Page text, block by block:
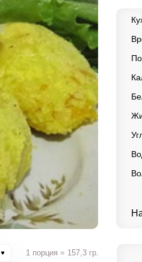
1 порция = 157,3 гр.